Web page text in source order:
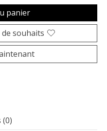
panier
souhaits
(0)